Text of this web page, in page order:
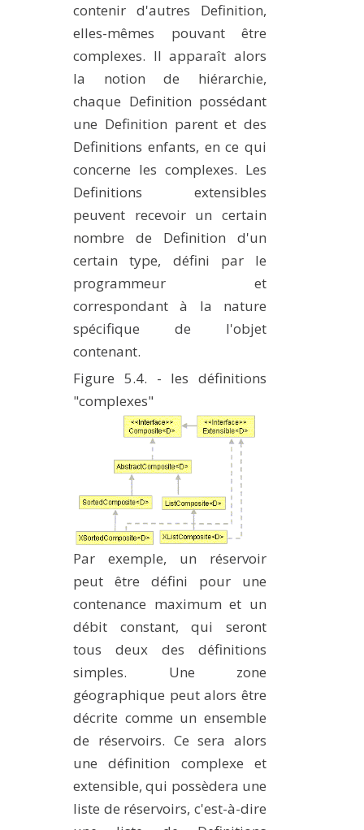
contenir d'autres Definition,
elles-mêmes pouvant être
complexes. Il apparaît alors
la notion de hiérarchie,
chaque Definition possédant
une Definition parent et des
Definitions enfants, en ce qui
concerne les complexes. Les
Definitions extensibles
peuvent recevoir un certain
nombre de Definition d'un
certain type, défini par le
programmeur et
correspondant à la nature
spécifique de l'objet
contenant.
Figure 5.4. - les définitions
"complexes"
Par exemple, un réservoir
peut être défini pour une
contenance maximum et un
débit constant, qui seront
tous deux des définitions
simples. Une zone
géographique peut alors être
décrite comme un ensemble
de réservoirs. Ce sera alors
une définition complexe et
extensible, qui possèdera une
liste de réservoirs, c'est-à-dire